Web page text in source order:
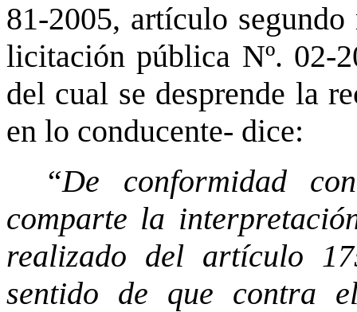
81-2005, artículo
licitación pública Nº. 02-
del cual se desprende la
en lo conducente- dice:
“De conformidad
comparte la
realizado del artículo
sentido de que contra